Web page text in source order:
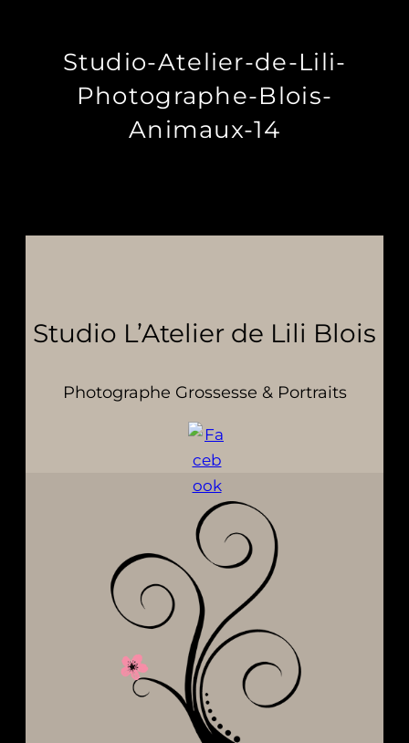
Studio-Atelier-de-Lili-
Photographe-Blois-
Animaux-14
Studio L’Atelier de Lili Blois
Photographe Grossesse & Portraits